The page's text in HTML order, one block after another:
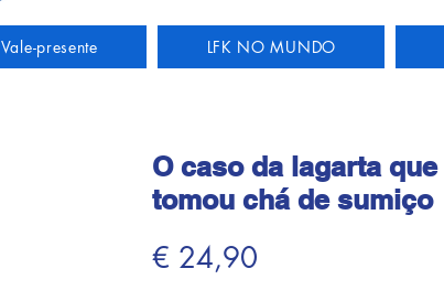
Vale-presente LFK NO MUNDO
O caso da lagarta que
tomou chá de sumiço
€ 24,90